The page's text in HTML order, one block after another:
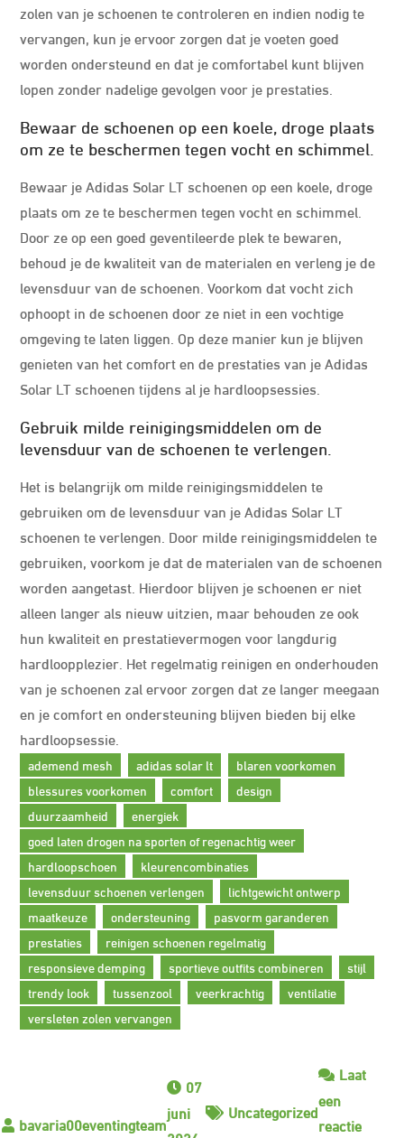
zolen van je schoenen te controleren en indien nodig te
vervangen, kun je ervoor zorgen dat je voeten goed
worden ondersteund en dat je comfortabel kunt blijven
lopen zonder nadelige gevolgen voor je prestaties.
Bewaar de schoenen op een koele, droge plaats
om ze te beschermen tegen vocht en schimmel.
Bewaar je Adidas Solar LT schoenen op een koele, droge
plaats om ze te beschermen tegen vocht en schimmel.
Door ze op een goed geventileerde plek te bewaren,
behoud je de kwaliteit van de materialen en verleng je de
levensduur van de schoenen. Voorkom dat vocht zich
ophoopt in de schoenen door ze niet in een vochtige
omgeving te laten liggen. Op deze manier kun je blijven
genieten van het comfort en de prestaties van je Adidas
Solar LT schoenen tijdens al je hardloopsessies.
Gebruik milde reinigingsmiddelen om de
levensduur van de schoenen te verlengen.
Het is belangrijk om milde reinigingsmiddelen te
gebruiken om de levensduur van je Adidas Solar LT
schoenen te verlengen. Door milde reinigingsmiddelen te
gebruiken, voorkom je dat de materialen van de schoenen
worden aangetast. Hierdoor blijven je schoenen er niet
alleen langer als nieuw uitzien, maar behouden ze ook
hun kwaliteit en prestatievermogen voor langdurig
hardloopplezier. Het regelmatig reinigen en onderhouden
van je schoenen zal ervoor zorgen dat ze langer meegaan
en je comfort en ondersteuning blijven bieden bij elke
hardloopsessie.
ademend mesh adidas solar lt
blaren voorkomen
blessures voorkomen
comfort
design
duurzaamheid
energiek
goed laten drogen na sporten of regenachtig weer
hardloopschoen
kleurencombinaties
levensduur schoenen verlengen
lichtgewicht ontwerp
maatkeuze
ondersteuning
pasvorm garanderen
prestaties
reinigen schoenen regelmatig
responsieve demping
sportieve outfits combineren
stijl
trendy look
tussenzool veerkrachtig
ventilatie
versleten zolen vervangen
07
juni
Uncategorized
Laat
een
reactie